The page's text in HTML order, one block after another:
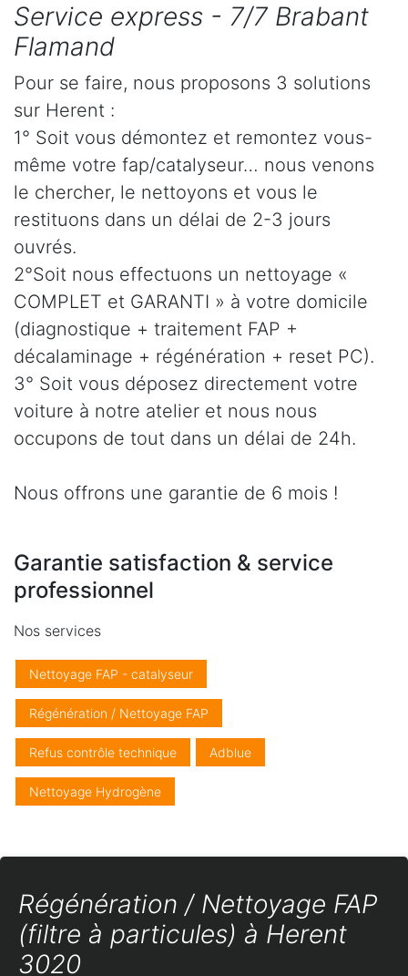
Service express - 7/7 Brabant
Flamand
Pour se faire, nous proposons 3 solutions
sur Herent :
1° Soit vous démontez et remontez vous-
même votre fap/catalyseur… nous venons
le chercher, le nettoyons et vous le
restituons dans un délai de 2-3 jours
ouvrés.
2°Soit nous effectuons un nettoyage «
COMPLET et GARANTI » à votre domicile
(diagnostique + traitement FAP +
décalaminage + régénération + reset PC).
3° Soit vous déposez directement votre
voiture à notre atelier et nous nous
occupons de tout dans un délai de 24h.
Nous offrons une garantie de 6 mois !
Garantie satisfaction & service
professionnel
Nos services
Nettoyage FAP - catalyseur
Régénération / Nettoyage FAP
Refus contrôle technique Adblue
Nettoyage Hydrogène
Régénération / Nettoyage FAP
(filtre à particules) à Herent
3020